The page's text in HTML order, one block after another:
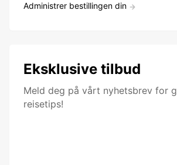
Administrer bestillingen din
Eksklusive tilbud
Meld deg på vårt nyhetsbrev for
reisetips!